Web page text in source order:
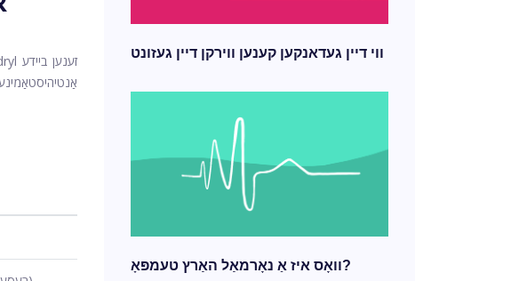
ווי דיין געדאנקען קענען ווירקן דיין געזונט
וואָס איז אַ נאָרמאַל האַרץ טעמפּאָ?